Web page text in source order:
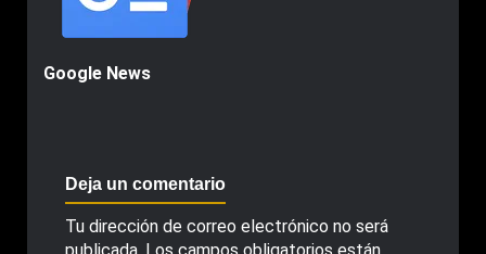
Google News
Deja un comentario
Tu dirección de correo electrónico no será